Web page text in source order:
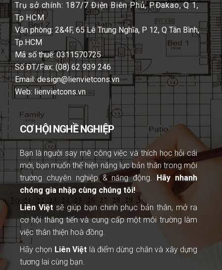
Trụ sở chính: 187/7 Điện Biên Phủ, P.Đakao, Q 1,
Tp.HCM
Văn phòng: 2&4F, 65 Lê Trung Nghĩa, P 12, Q Tân Bình,
Tp.HCM
Mã số thuế: 0311570725
Số ĐT/Fax: (08) 62 939 246
Email: design@lienvietcons.vn
Web: lienvietcons.vn
CƠ HỘI NGHỀ NGHIỆP
Bạn là người say mê công việc và thích học hỏi cái
mới, bạn muốn thể hiện năng lực bản thân trong môi
trường chuyên nghiệp & năng động.
Hãy nhanh
chóng gia nhập cùng chúng tôi!
Liên Việt sẽ giúp bạn chinh phục bản thân, mở ra
cơ hội thăng tiến và cung cấp một môi trường làm
việc thân thiện hoà đồng.
Hãy chọn Liên Việt là điểm dừng chân và xây dựng
tương lai cùng bạn.